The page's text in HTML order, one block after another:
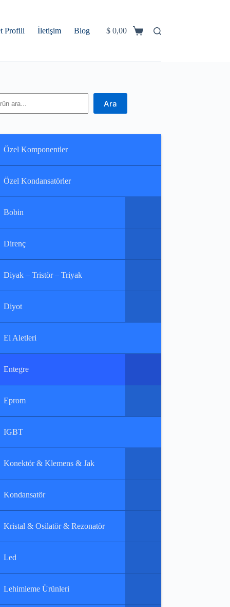
Profili İletişim Blog
Shopping
$ 0,00
Ara
Özel Komponentler
Özel Kondansatörler
Bobin
Direnç
Diyak – Tristör – Triyak
Diyot
El Aletleri
Entegre
Eprom
IGBT
Konektör & Klemens & Jak
Kondansatör
Kristal & Osilatör & Rezonatör
Led
Lehimleme Ürünleri